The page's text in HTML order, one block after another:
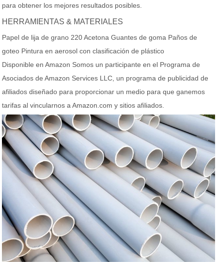
para obtener los mejores resultados posibles.
HERRAMIENTAS & MATERIALES
Papel de lija de grano 220 Acetona Guantes de goma Paños de
goteo Pintura en aerosol con clasificación de plástico
Disponible en Amazon Somos un participante en el Programa de
Asociados de Amazon Services LLC, un programa de publicidad de
afiliados diseñado para proporcionar un medio para que ganemos
tarifas al vincularnos a Amazon.com y sitios afiliados.